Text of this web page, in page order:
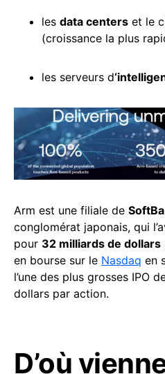
les data centers et le
(croissance la plus
les serveurs d‘
Arm est une filiale de
conglomérat japonais, qui
pour 32 milliards de dollars
en bourse sur le Nasdaq en
l’une des plus grosses IPO
dollars par action.
D’où